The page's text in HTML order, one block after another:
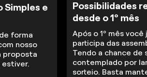
e
forma
nosso
proposta
Possibilidades
desde o 1º mês
Após o 1º mês você
participa das
Tendo a chance de
contemplado por
sorteio. Basta